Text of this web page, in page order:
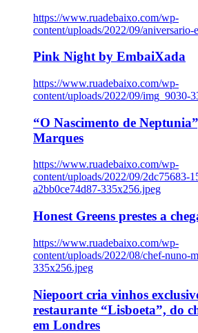
https://www.ruadebaixo.com/wp-
content/uploads/2022/09/
Pink Night by EmbaiXada
https://www.ruadebaixo.com/wp-
content/uploads/2022/09/img_9030-
“O Nascimento de
Marques
https://www.ruadebaixo.com/wp-
content/uploads/2022/09/2dc75683-
a2bb0ce74d87-335x256.jpeg
Honest Greens prestes a
https://www.ruadebaixo.com/wp-
content/uploads/2022/08/chef-nuno-
335x256.jpeg
Niepoort cria vinhos
restaurante “Lisboeta”, do
em Londres